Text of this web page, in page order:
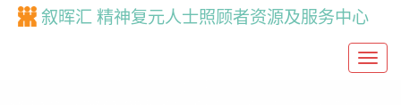
叙晖汇 精神复元人士照顾者资源及服务中心
T